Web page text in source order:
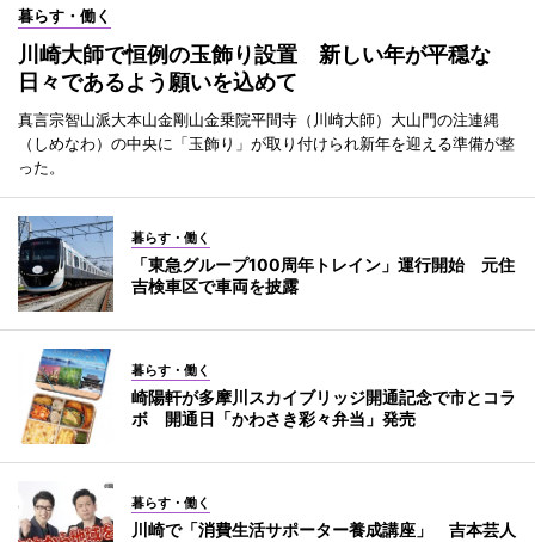
暮らす・働く
川崎大師で恒例の玉飾り設置 新しい年が平穏な
日々であるよう願いを込めて
真言宗智山派大本山金剛山金乗院平間寺（川崎大師）大山門の注連縄
（しめなわ）の中央に「玉飾り」が取り付けられ新年を迎える準備が整
った。
暮らす・働く
「東急グループ100周年トレイン」運行開始 元住
吉検車区で車両を披露
暮らす・働く
崎陽軒が多摩川スカイブリッジ開通記念で市とコラ
ボ 開通日「かわさき彩々弁当」発売
暮らす・働く
川崎で「消費生活サポーター養成講座」 吉本芸人